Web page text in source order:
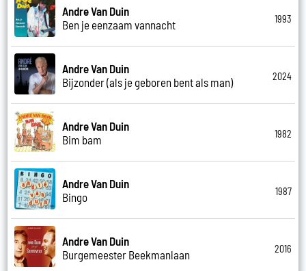
Andre Van Duin
Ben je eenzaam vannacht
1993
Andre Van Duin
Bijzonder (als je geboren bent als man)
2024
Andre Van Duin
Bim bam
1982
Andre Van Duin
Bingo
1987
Andre Van Duin
Burgemeester Beekmanlaan
2016